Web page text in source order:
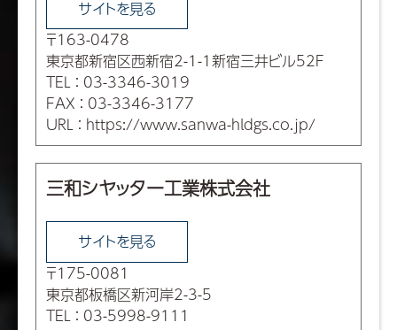
サイトを見る
〒163-0478
東京都新宿区西新宿2-1-1新宿三井ビル52F
TEL ： 03-3346-3019
FAX ： 03-3346-3177
URL ： https://www.sanwa-hldgs.co.jp/
三和シヤッター工業株式会社
サイトを見る
〒175-0081
東京都板橋区新河岸2-3-5
TEL ： 03-5998-9111